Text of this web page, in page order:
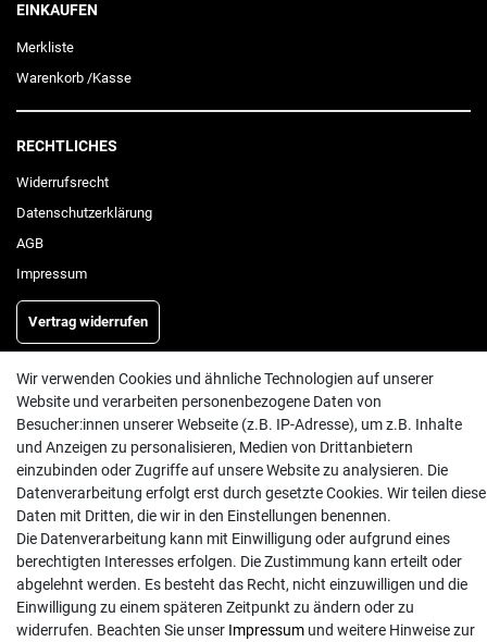
EINKAUFEN
Merkliste
Warenkorb /Kasse
RECHTLICHES
Widerrufs­recht
Daten­schutz­erklärung
AGB
Impressum
Vertrag widerrufen
INFORMATIONEN
Batterieentsorgung
Hilfe
Versand
Zahlungsarten
Kontakt
Wir verwenden Cookies und ähnliche Technologien auf unserer
Website und verarbeiten personenbezogene Daten von
Besucher:innen unserer Webseite (z.B. IP-Adresse), um z.B. Inhalte
und Anzeigen zu personalisieren, Medien von Drittanbietern
einzubinden oder Zugriffe auf unsere Website zu analysieren. Die
Datenverarbeitung erfolgt erst durch gesetzte Cookies. Wir teilen diese
Daten mit Dritten, die wir in den Einstellungen benennen.
Die Datenverarbeitung kann mit Einwilligung oder aufgrund eines
berechtigten Interesses erfolgen. Die Zustimmung kann erteilt oder
abgelehnt werden. Es besteht das Recht, nicht einzuwilligen und die
Einwilligung zu einem späteren Zeitpunkt zu ändern oder zu
widerrufen. Beachten Sie unser Impressum und weitere Hinweise zur